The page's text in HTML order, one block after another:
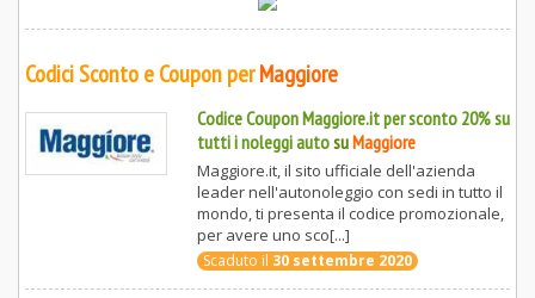
Codici Sconto e Coupon perMaggiore
Codice Coupon Maggiore.it per sconto 20% su
tutti i noleggi autosuMaggiore
Maggiore.it, il sito ufficiale dell'azienda
leader nell'autonoleggio con sedi in tutto il
mondo, ti presenta il codice promozionale,
per avere uno sco[...]
Scaduto il 30 settembre 2020